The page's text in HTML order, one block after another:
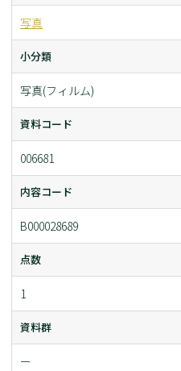
写真
小分類
写真(フィルム)
資料コード
006681
内容コード
B000028689
点数
1
資料群
ー